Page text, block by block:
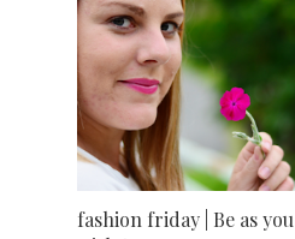
fashion friday | Be as you